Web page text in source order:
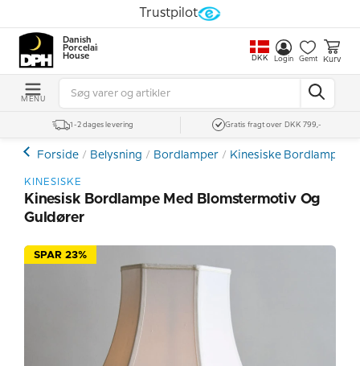
Trustpilot
Danish
Porcelain
House
DKK Login Gemt Kurv
MENU
1-2 dages levering Gratis fragt over DKK 799,-
Forside Belysning Bordlamper Kinesiske Bordlamper
KINESISKE
Kinesisk Bordlampe Med Blomstermotiv Og
Guldører
SPAR 23%